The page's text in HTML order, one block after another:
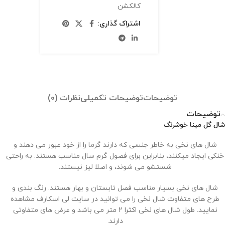
کالکشن
اشتراک گذاری:
توضیحاتتوضیحات تکمیلینظرات (0)
توضیحات
شال گل مینا خوشرنگ
شال های نخی به خاطر جنسی که دارند گرما را از خود عبور می دهند و
خنکی ایجاد میکنند، بنابراین برای فصول گرم سال مناسب هستند. به راحتی
شستشو می شوند، و اصلا لیز نیستند.
شال های نخی بسیار مناسب فصل تابستان و بهار هستند. رنگ بندی و
طرح های متفاوت شال نخی را می توانید در سایت لی اسکارف مشاهده
نمایید. طول شال های نخی اکثرا 2 متر می باشد و عرض های متفاوتی
دارند.